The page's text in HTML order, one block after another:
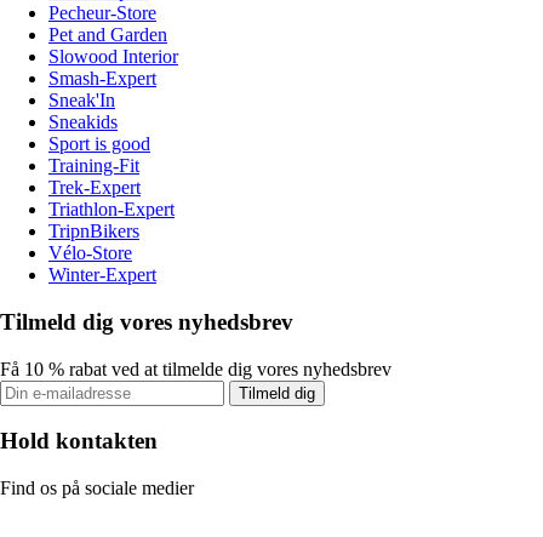
Pecheur-Store
Pet and Garden
Slowood Interior
Smash-Expert
Sneak'In
Sneakids
Sport is good
Training-Fit
Trek-Expert
Triathlon-Expert
TripnBikers
Vélo-Store
Winter-Expert
Tilmeld dig vores nyhedsbrev
Få 10 % rabat ved at tilmelde dig vores nyhedsbrev
Tilmeld dig
Hold kontakten
Find os på sociale medier